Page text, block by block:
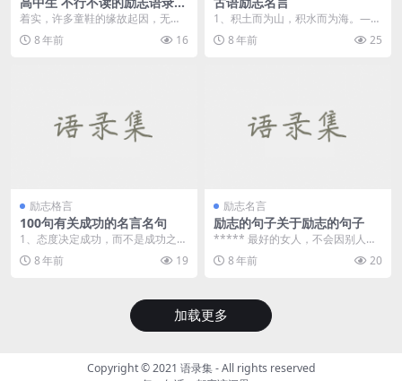
句句鼓励你实现空想！
着实，许多童鞋的缘故起因，无外
乎上课听不懂、下课学不会，没有
把握正确的进修要领，...
8 年前 16
1、积土而为山，积水而为海。——
《荀子·儒...
8 年前 25
励志格言
100句有关成功的名言名句
1、态度决定成功，而不是成功之后
改变态度。 &nbs...
8 年前 19
励志名言
励志的句子关于励志的句子
***** 最好的女人，不会因别人夸
她几句就沾沾自喜，也不会因别人
骂她而黯然神伤...
8 年前 20
加载更多
Copyright © 2021 语录集- All rights reserved